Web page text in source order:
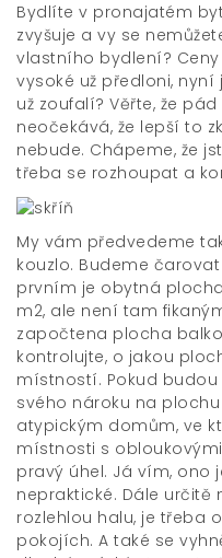
Bydlíte v pronajatém
zvyšuje a vy se
vlastního bydlení?
vysoké už předloni,
už zoufalí? Věřte, že
neočekává, že lepší to
nebude. Chápeme, že
třeba se rozhoupat a
My vám předvedeme
kouzlo. Budeme
prvním je obytná
m2, ale není tam
započtena plocha
kontrolujte, o jakou
místností. Pokud budou
svého nároku na
atypickým domům, ve
místnosti s
pravý úhel. Já vím, ono
nepraktické. Dále
rozlehlou halu, je třeba
pokojích. A také se